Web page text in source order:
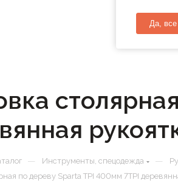
Да,
— Инструменты, спецодежда —
по дереву Sparta TPI 400мм 7TPI